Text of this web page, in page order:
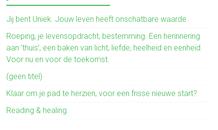
b
o
ok
Jij bent Uniek. Jouw leven heeft onschatbare waarde.
Roeping, je levensopdracht, bestemming. Een herinnering
aan ’thuis’, een baken van licht, liefde, heelheid en eenheid.
Voor nu en voor de toekomst.
(geen titel)
Klaar om je pad te herzien, voor een frisse nieuwe start?
Reading & healing.